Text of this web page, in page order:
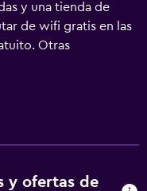
y una tienda de
de wifi gratis en las
Otras
en la recepción.
con aire
Los baños están
y ofertas de